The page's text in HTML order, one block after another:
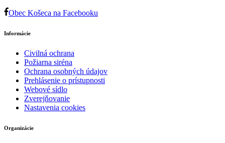
Obec Košeca na Facebooku
Informácie
Civilná ochrana
Požiarna siréna
Ochrana osobných údajov
Prehlásenie o prístupnosti
Webové sídlo
Zverejňovanie
Nastavenia cookies
Organizácie